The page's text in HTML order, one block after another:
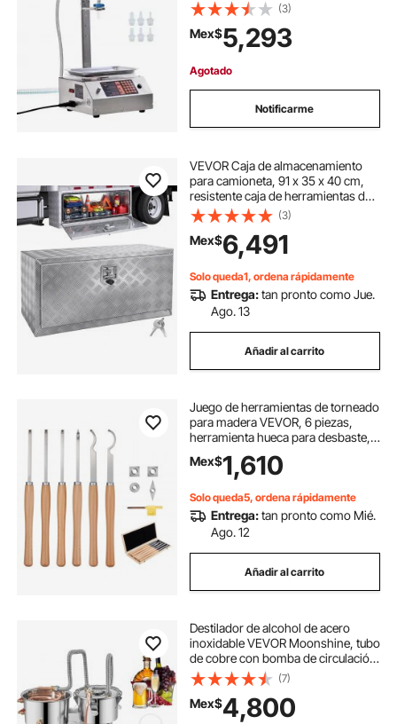
con control digital para leche, agua,
aceite, vino, bebidas, detergente y
champú (boquilla única)
(3)
Mex$5,293
Agotado
Notificarme
VEVOR Caja de almacenamiento
para camioneta, 91 x 35 x 40 cm,
resistente caja de herramientas de
aluminio con placa de diamante,
con cerradura y llaves,
impermeable, para remolque con
pestillo en T para camión, furgoneta
y remolque.
(3)
Mex$6,491
Solo queda1, ordena rápidamente
Entrega:tan pronto como Jue.
Ago. 13
Añadir al carrito
Juego de herramientas de torneado
para madera VEVOR, 6 piezas,
herramienta hueca para desbaste,
acabado y detallado con mango de
madera, insertos de carburo
redondos y cuadrados de
diamante, caja de madera, para
principiantes, aficionados y
profesionales.
Mex$1,610
Solo queda5, ordena rápidamente
Entrega:tan pronto como Mié.
Ago. 12
Añadir al carrito
Destilador de alcohol de acero
inoxidable VEVOR Moonshine, tubo
de cobre con bomba de circulación,
kit de elaboración de cerveza
casera, termómetro incorporado
para whisky, vino, brandy y licores.
(7)
Mex$4,800